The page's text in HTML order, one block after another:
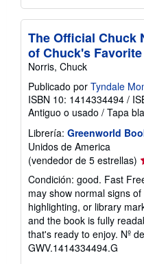
The Official Chuck
of Chuck's
Norris, Chuck
Publicado por Tyndale
ISBN 10: 1414334494 /
Antiguo o usado / Tapa
Librería: Greenworld
Unidos de America
(vendedor de 5 estrellas)
5
5
Condición: good. Fast
may show normal signs
highlighting, or library
and the book is fully
that's ready to enjoy. Nº
GWV.1414334494.G